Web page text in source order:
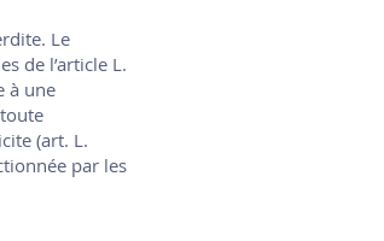
Le
de l’article L.
à une
(art. L.
par les